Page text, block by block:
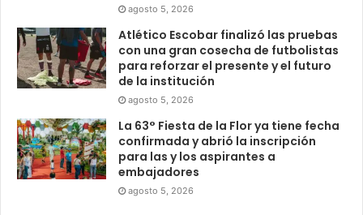
agosto 5, 2026
Atlético Escobar finalizó las pruebas
con una gran cosecha de futbolistas
para reforzar el presente y el futuro
de la institución
agosto 5, 2026
La 63° Fiesta de la Flor ya tiene fecha
confirmada y abrió la inscripción
para las y los aspirantes a
embajadores
agosto 5, 2026